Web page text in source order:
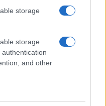
storage
storage
and other